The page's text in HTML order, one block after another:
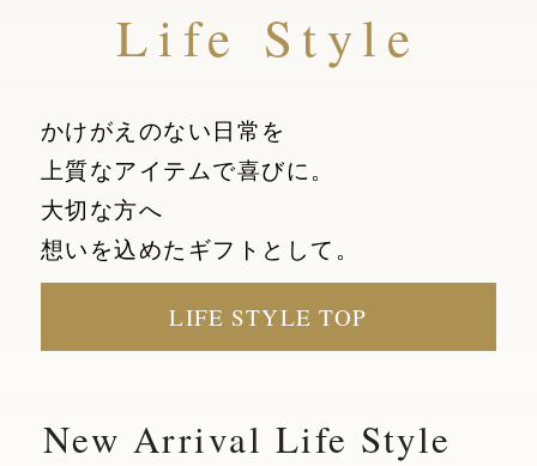
Life Style
かけがえのない日常を
上質なアイテムで喜びに。
大切な方へ
想いを込めたギフトとして。
LIFE STYLE TOP
New Arrival Life Style